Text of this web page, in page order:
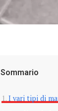
Sommario
I vari tipi di